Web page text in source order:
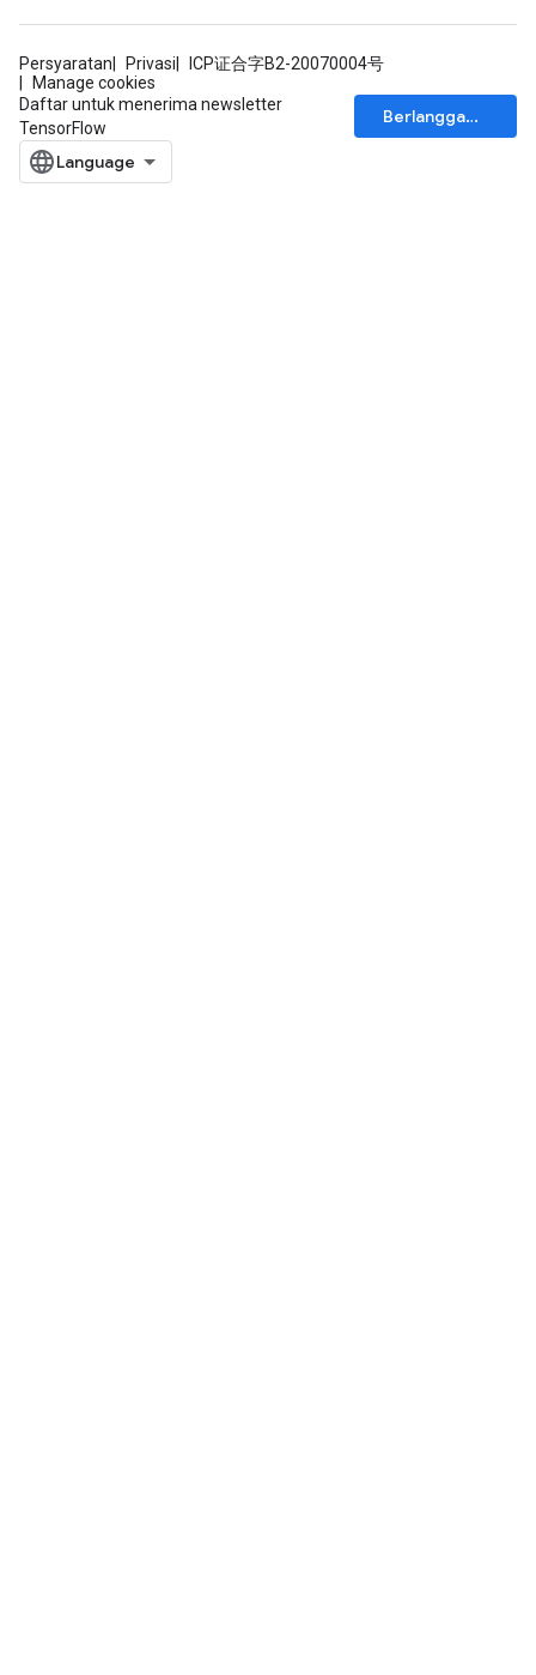
Persyaratan Privasi
ICP证合字B2-20070004号
Manage cookies
Daftar untuk menerima newsletter
TensorFlow
Berlangganan